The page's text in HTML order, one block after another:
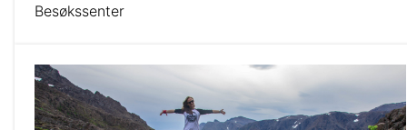
Besøkssenter